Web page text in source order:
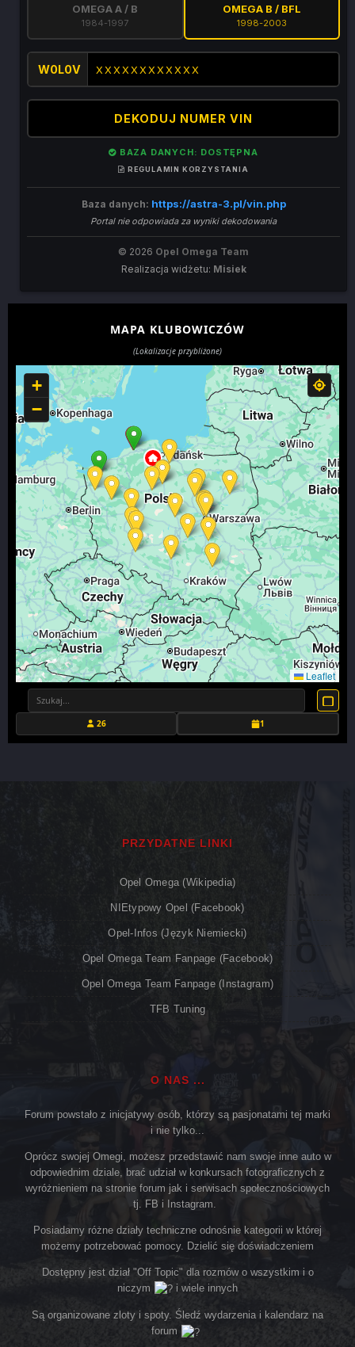
OMEGA A / B
1984-1997
OMEGA B / BFL
1998-2003
W0L0V
DEKODUJ NUMER VIN
BAZA DANYCH: DOSTĘPNA
REGULAMIN KORZYSTANIA
Baza danych: https://astra-3.pl/vin.php
Portal nie odpowiada za wyniki dekodowania
© 2026 Opel Omega Team
Realizacja widżetu: Misiek
MAPA KLUBOWICZÓW
(Lokalizacje przybliżone)
+
−
Leaflet
26 1
PRZYDATNE LINKI
Opel Omega (Wikipedia)
NIEtypowy Opel (Facebook)
Opel-Infos (język Niemiecki)
Opel Omega Team Fanpage (Facebook)
Opel Omega Team Fanpage (Instagram)
TFB Tuning
O NAS ...
Forum powstało z inicjatywy osób, którzy są pasjonatami tej marki
i nie tylko...
Oprócz swojej Omegi, możesz przedstawić nam swoje inne auto w
odpowiednim dziale, brać udział w konkursach fotograficznych z
wyróżnieniem na stronie forum jak i serwisach społecznościowych
tj. FB i Instagram.
Posiadamy różne działy techniczne odnośnie kategorii w której
możemy potrzebować pomocy. Dzielić się doświadczeniem
Dostępny jest dział "Off Topic" dla rozmów o wszystkim i o
niczym
i wiele innych
Są organizowane zloty i spoty. Śledź wydarzenia i kalendarz na
forum